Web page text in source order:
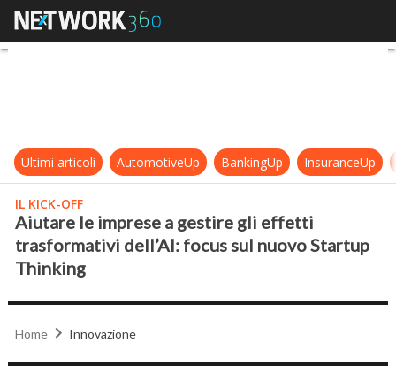
Aiutare le imprese a gestire gli
Ultimi articoli AutomotiveUp BankingUp InsuranceUp
IL KICK-OFF
Aiutare le imprese a gestire gli effetti
trasformativi dell’AI: focus sul nuovo Startup
Thinking
Home Innovazione